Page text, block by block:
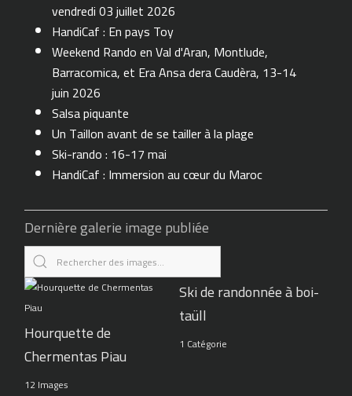
vendredi 03 juillet 2026
HandiCaf : En pays Toy
Weekend Rando en Val d'Aran, Montlude,
Barracomica, et Era Ansa dera Caudèra, 13-14
juin 2026
Salsa piquante
Un Taillon avant de se tailler à la plage
Ski-rando : 16-17 mai
HandiCaf : Immersion au cœur du Maroc
Dernière galerie image publiée
Hourquette de
Chermentas Piau
12 Images
Ski de randonnée à boi-
taüll
1 Catégorie